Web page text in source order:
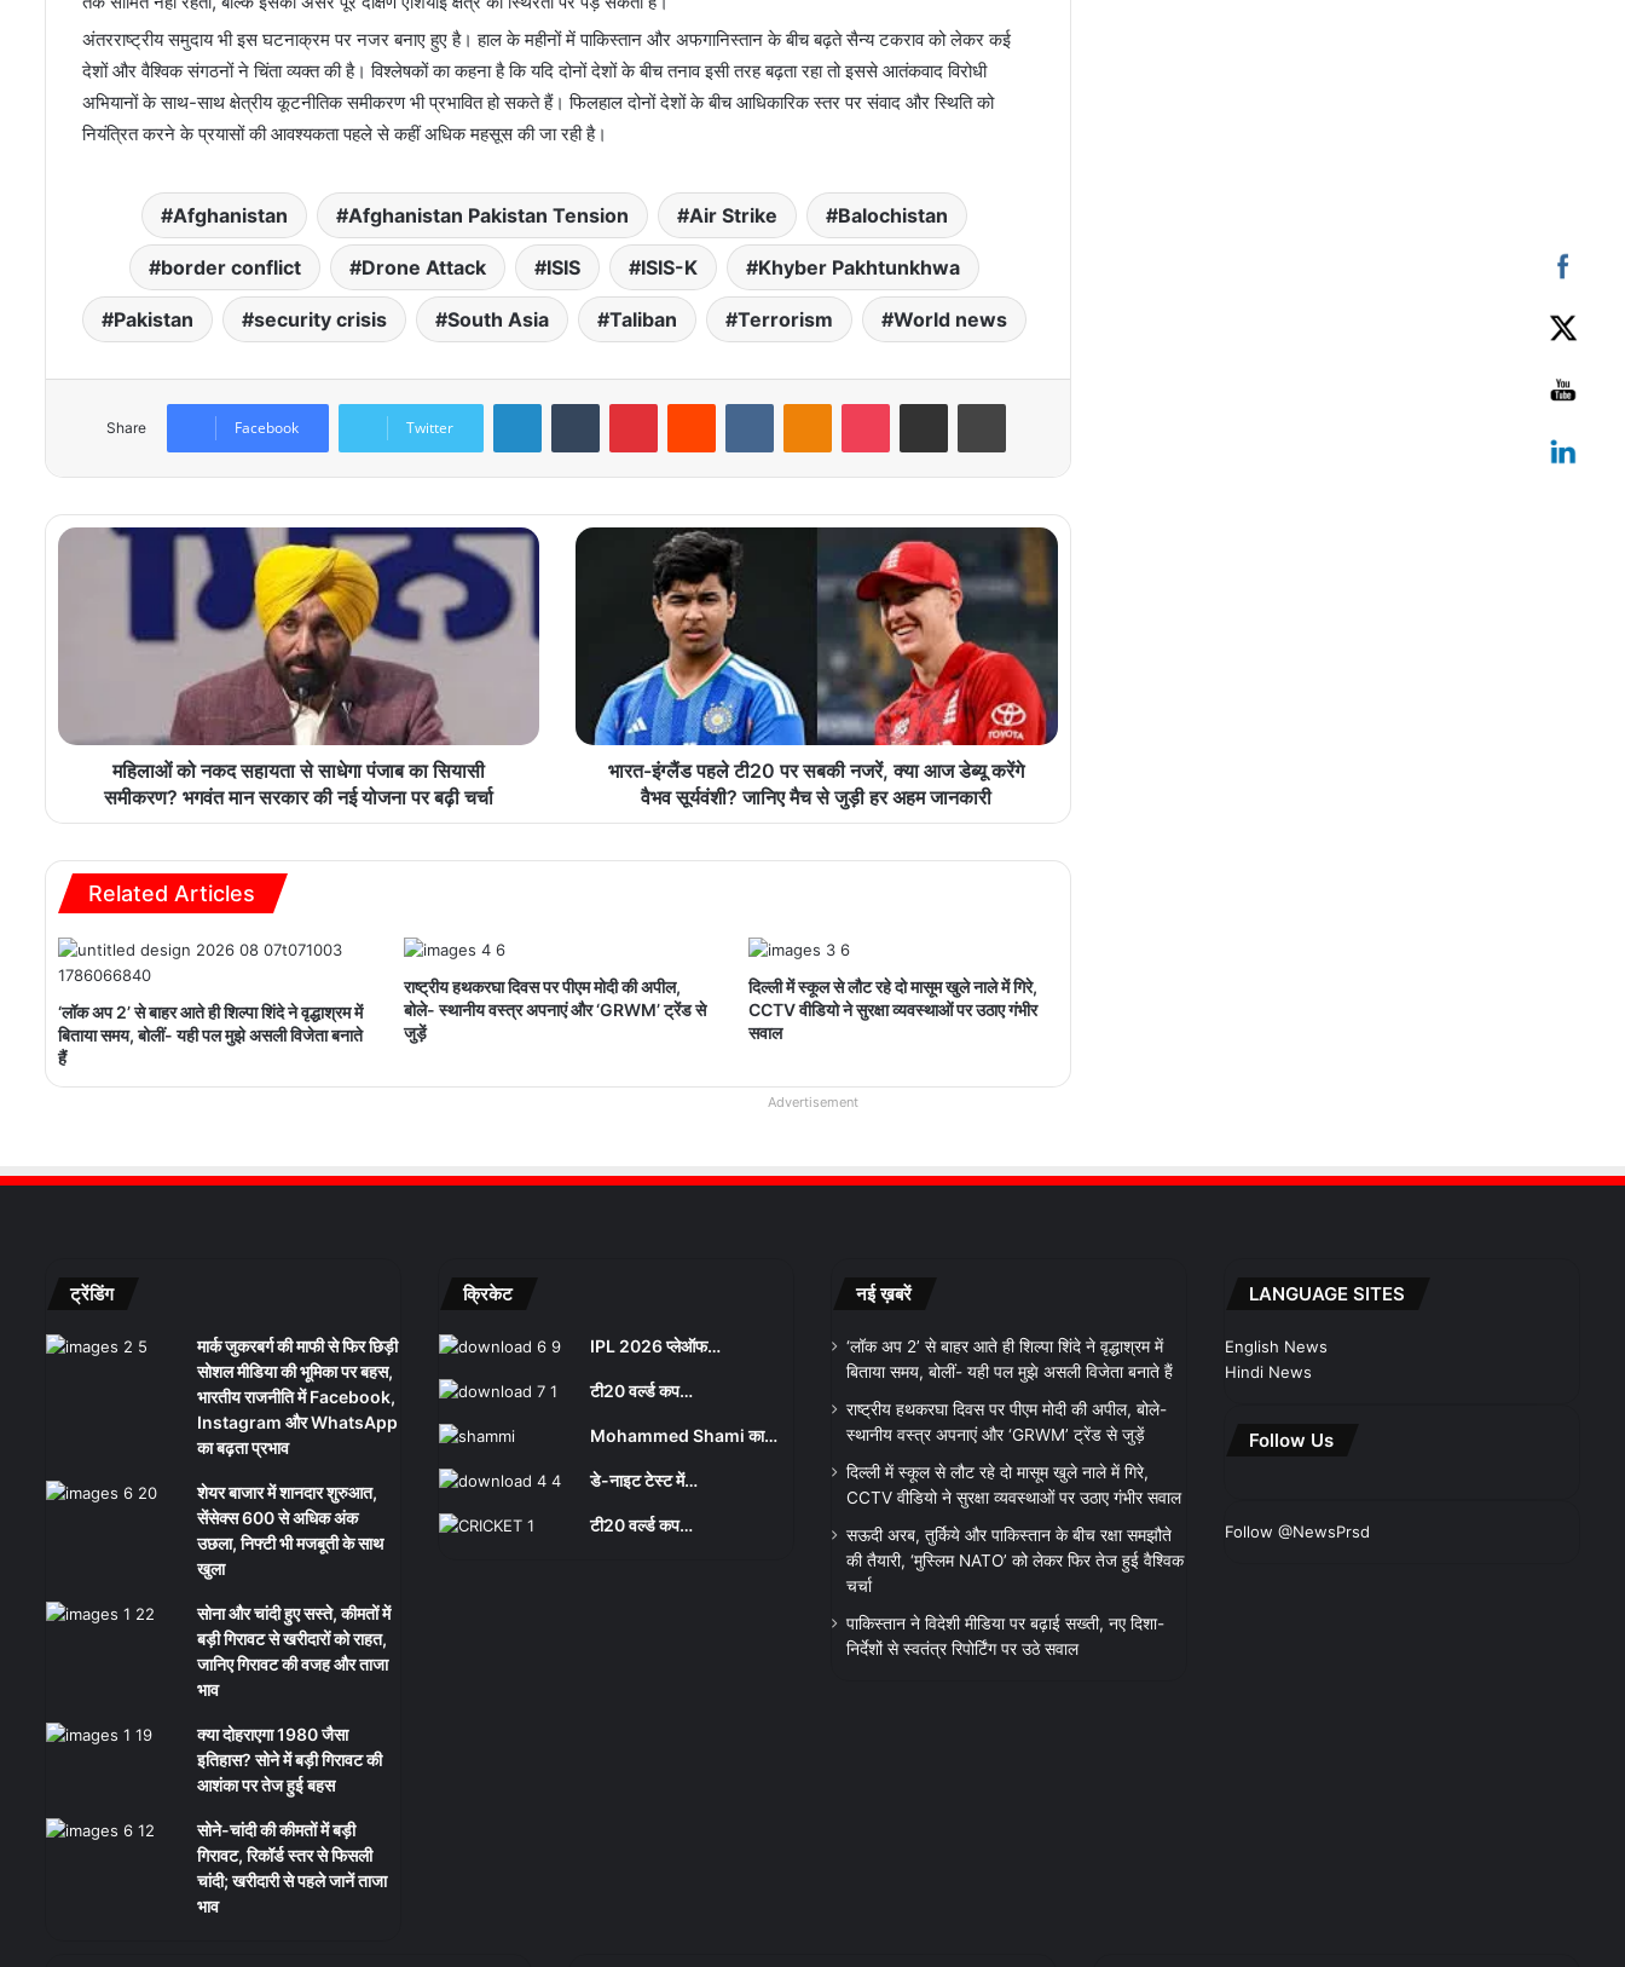
अंतरराष्ट्रीय समुदाय भी इस घटनाक्रम पर नजर बनाए हुए है। हाल के महीनों में पाकिस्तान और अफगानिस्तान के बीच बढ़ते सैन्य टकराव को लेकर कई
देशों और वैश्विक संगठनों ने चिंता व्यक्त की है। विश्लेषकों का कहना है कि यदि दोनों देशों के बीच तनाव इसी तरह बढ़ता रहा तो इससे आतंकवाद विरोधी
अभियानों के साथ-साथ क्षेत्रीय कूटनीतिक समीकरण भी प्रभावित हो सकते हैं। फिलहाल दोनों देशों के बीच आधिकारिक स्तर पर संवाद और स्थिति को
नियंत्रित करने के प्रयासों की आवश्यकता पहले से कहीं अधिक महसूस की जा रही है।
Afghanistan Afghanistan Pakistan Tension Air Strike Balochistan
border conflict Drone Attack ISIS ISIS-K Khyber Pakhtunkhwa
Pakistan security crisis South Asia Taliban Terrorism World news
Share Facebook Twitter
महिलाओं को नकद सहायता से साधेगा पंजाब का सियासी
समीकरण? भगवंत मान सरकार की नई योजना पर बढ़ी चर्चा
भारत-इंग्लैंड पहले टी20 पर सबकी नजरें, क्या आज डेब्यू करेंगे
वैभव सूर्यवंशी? जानिए मैच से जुड़ी हर अहम जानकारी
Related Articles
‘लॉक अप 2’ से बाहर आते ही शिल्पा शिंदे ने वृद्धाश्रम में
बिताया समय, बोलीं- यही पल मुझे असली विजेता बनाते
हैं
राष्ट्रीय हथकरघा दिवस पर पीएम मोदी की अपील,
बोले- स्थानीय वस्त्र अपनाएं और ‘GRWM’ ट्रेंड से
जुड़ें
दिल्ली में स्कूल से लौट रहे दो मासूम खुले नाले में गिरे,
CCTV वीडियो ने सुरक्षा व्यवस्थाओं पर उठाए गंभीर
सवाल
Advertisement
ट्रेंडिंग
मार्क जुकरबर्ग की माफी से फिर छिड़ी
सोशल मीडिया की भूमिका पर बहस,
भारतीय राजनीति में Facebook,
Instagram और WhatsApp
का बढ़ता प्रभाव
शेयर बाजार में शानदार शुरुआत,
सेंसेक्स 600 से अधिक अंक
उछला, निफ्टी भी मजबूती के साथ
खुला
सोना और चांदी हुए सस्ते, कीमतों में
बड़ी गिरावट से खरीदारों को राहत,
जानिए गिरावट की वजह और ताजा
भाव
क्या दोहराएगा 1980 जैसा
इतिहास? सोने में बड़ी गिरावट की
आशंका पर तेज हुई बहस
सोने-चांदी की कीमतों में बड़ी
गिरावट, रिकॉर्ड स्तर से फिसली
चांदी; खरीदारी से पहले जानें ताजा
भाव
क्रिकेट
IPL 2026 प्लेऑफ…
टी20 वर्ल्ड कप…
Mohammed Shami का…
डे-नाइट टेस्ट में…
टी20 वर्ल्ड कप…
नई ख़बरें
‘लॉक अप 2’ से बाहर आते ही शिल्पा शिंदे ने वृद्धाश्रम में
बिताया समय, बोलीं- यही पल मुझे असली विजेता बनाते हैं
राष्ट्रीय हथकरघा दिवस पर पीएम मोदी की अपील, बोले-
स्थानीय वस्त्र अपनाएं और ‘GRWM’ ट्रेंड से जुड़ें
दिल्ली में स्कूल से लौट रहे दो मासूम खुले नाले में गिरे,
CCTV वीडियो ने सुरक्षा व्यवस्थाओं पर उठाए गंभीर सवाल
सऊदी अरब, तुर्किये और पाकिस्तान के बीच रक्षा समझौते
की तैयारी, ‘मुस्लिम NATO’ को लेकर फिर तेज हुई वैश्विक
चर्चा
पाकिस्तान ने विदेशी मीडिया पर बढ़ाई सख्ती, नए दिशा-
निर्देशों से स्वतंत्र रिपोर्टिंग पर उठे सवाल
LANGUAGE SITES
English News
Hindi News
Follow Us
Follow @NewsPrsd